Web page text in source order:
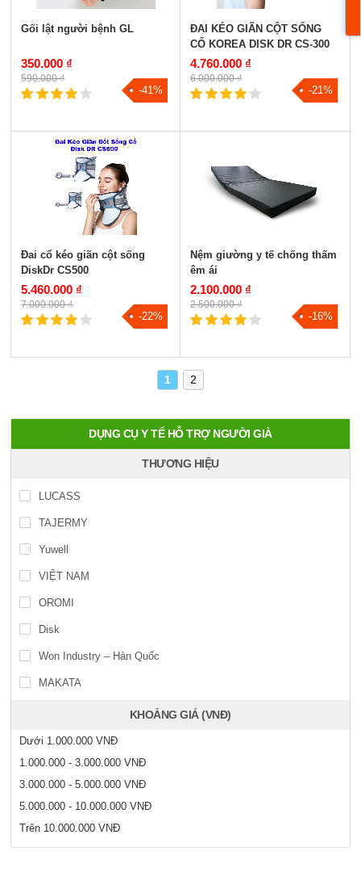
Gối lật người bệnh GL
350.000 ₫
590.000 ₫
-41%
ĐAI KÉO GIÃN CỘT SỐNG
CỔ KOREA DISK DR CS-300
4.760.000 ₫
6.000.000 ₫
-21%
Đai cổ kéo giãn cột sống
DiskDr CS500
5.460.000 ₫
7.000.000 ₫
-22%
Nệm giường y tế chống thấm
êm ái
2.100.000 ₫
2.500.000 ₫
-16%
1 2
DỤNG CỤ Y TẾ HỖ TRỢ NGƯỜI GIÀ
THƯƠNG HIỆU
LUCASS
TAJERMY
Yuwell
VIỆT NAM
OROMI
Disk
Won Industry – Hàn Quốc
MAKATA
KHOẢNG GIÁ (VNĐ)
Dưới 1.000.000 VNĐ
1.000.000 - 3.000.000 VNĐ
3.000.000 - 5.000.000 VNĐ
5.000.000 - 10.000.000 VNĐ
Trên 10.000.000 VNĐ